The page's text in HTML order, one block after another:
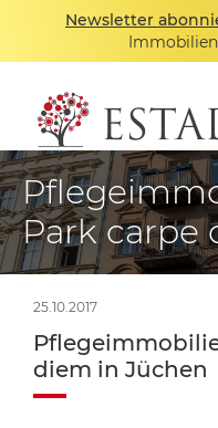
Newsletter
Park carpe
25.10.2017
diem in Jüchen